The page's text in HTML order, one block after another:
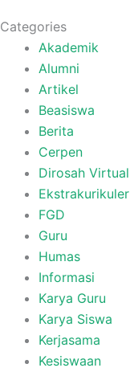
Categories
Akademik
Alumni
Artikel
Beasiswa
Berita
Cerpen
Dirosah Virtual
Ekstrakurikuler
FGD
Guru
Humas
Informasi
Karya Guru
Karya Siswa
Kerjasama
Kesiswaan